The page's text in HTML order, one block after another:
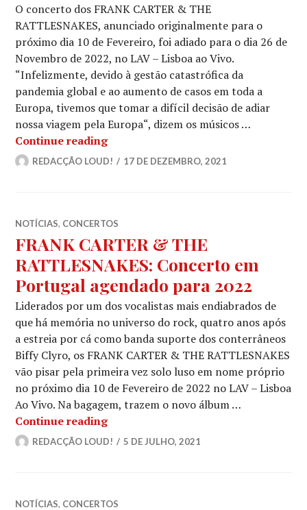
O concerto dos FRANK CARTER & THE
RATTLESNAKES, anunciado originalmente para o
próximo dia 10 de Fevereiro, foi adiado para o dia 26 de
Novembro de 2022, no LAV – Lisboa ao Vivo.
“Infelizmente, devido à gestão catastrófica da
pandemia global e ao aumento de casos em toda a
Europa, tivemos que tomar a difícil decisão de adiar
nossa viagem pela Europa“, dizem os músicos …
Continue readingFRANK CARTER & THE
REDACÇÃO LOUD! 17 DE DEZEMBRO, 2021
NOTÍCIAS, CONCERTOS
FRANK CARTER & THE
RATTLESNAKES: Concerto em
Portugal agendado para 2022
Liderados por um dos vocalistas mais endiabrados de
que há memória no universo do rock, quatro anos após
a estreia por cá como banda suporte dos conterrâneos
Biffy Clyro, os FRANK CARTER & THE RATTLESNAKES
vão pisar pela primeira vez solo luso em nome próprio
no próximo dia 10 de Fevereiro de 2022 no LAV – Lisboa
Ao Vivo. Na bagagem, trazem o novo álbum …
Continue readingFRANK CARTER & THE
REDACÇÃO LOUD! 5 DE JULHO, 2021
NOTÍCIAS, CONCERTOS